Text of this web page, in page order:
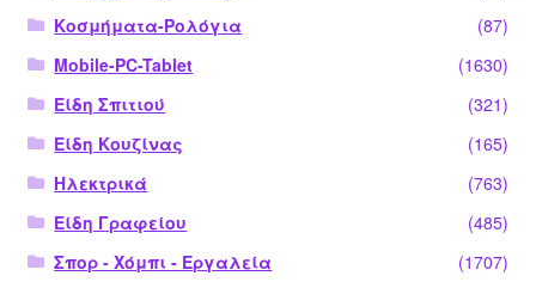
Κοσμήματα-Ρολόγια
(87)
Mobile-PC-Tablet
(1630)
Είδη Σπιτιού
(321)
Είδη Κουζίνας
(165)
Ηλεκτρικά
(763)
Είδη Γραφείου
(485)
Σπορ - Χόμπι - Εργαλεία
(1707)